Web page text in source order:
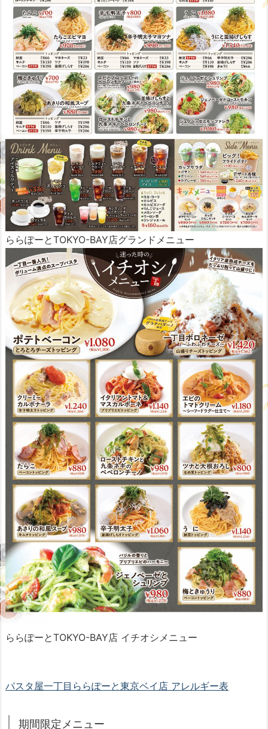
れ
お店から
のひと言
千葉県初出店！究極の生パスタをは
じめ素材にこだわったパスタ専門店
がフードコートにオープン！
パスタと自慢のアイスミルクティー
をお楽しみください！
ららぽーとTOKYO-BAY店グランドメニュー
ららぽーとTOKYO-BAY店 イチオシメニュー
パスタ屋一丁目ららぽーと東京ベイ店 アレルギー表
期間限定メニュー